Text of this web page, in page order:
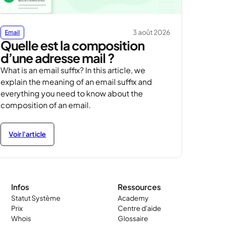
Email 3 août 2026
Quelle est la composition
d’une adresse mail ?
What is an email suffix? In this article, we
explain the meaning of an email suffix and
everything you need to know about the
composition of an email.
Voir l'article
Infos
Statut Système
Prix
Whois
Ressources
Academy
Centre d'aide
Glossaire